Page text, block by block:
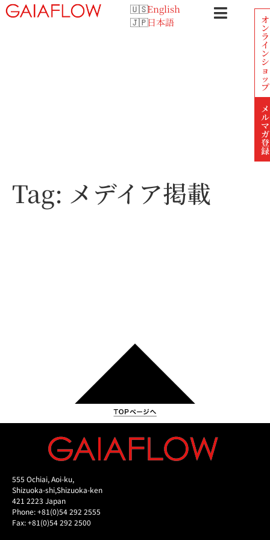
English
日本語
オ
ン
ラ
イ
ン
シ
ョ
ッ
プ
メ
ル
マ
ガ
登
録
Tag: メデイア掲載
555 Ochiai, Aoi-ku,
Shizuoka-shi,Shizuoka-ken
421 2223 Japan
Phone: +81(0)54 292 2555
Fax: +81(0)54 292 2500